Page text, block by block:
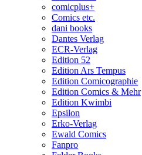
comicplus+
Comics etc.
dani books
Dantes Verlag
ECR-Verlag
Edition 52
Edition Ars Tempus
Edition Comicographie
Edition Comics & Mehr
Edition Kwimbi
Epsilon
Erko-Verlag
Ewald Comics
Fanpro